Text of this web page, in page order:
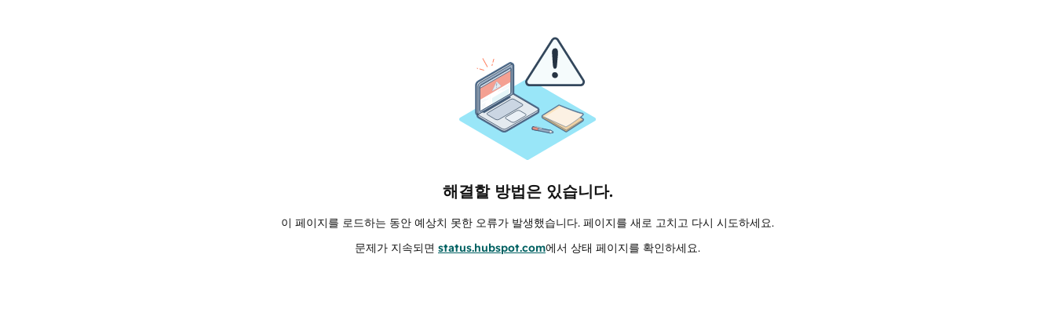
해결할 방법은 있습니다.
이 페이지를 로드하는 동안 예상치 못한 오류가 발생했습니다. 페이지를 새로 고치고 다시 시도하세요.
문제가 지속되면 status.hubspot.com에서 상태 페이지를 확인하세요.